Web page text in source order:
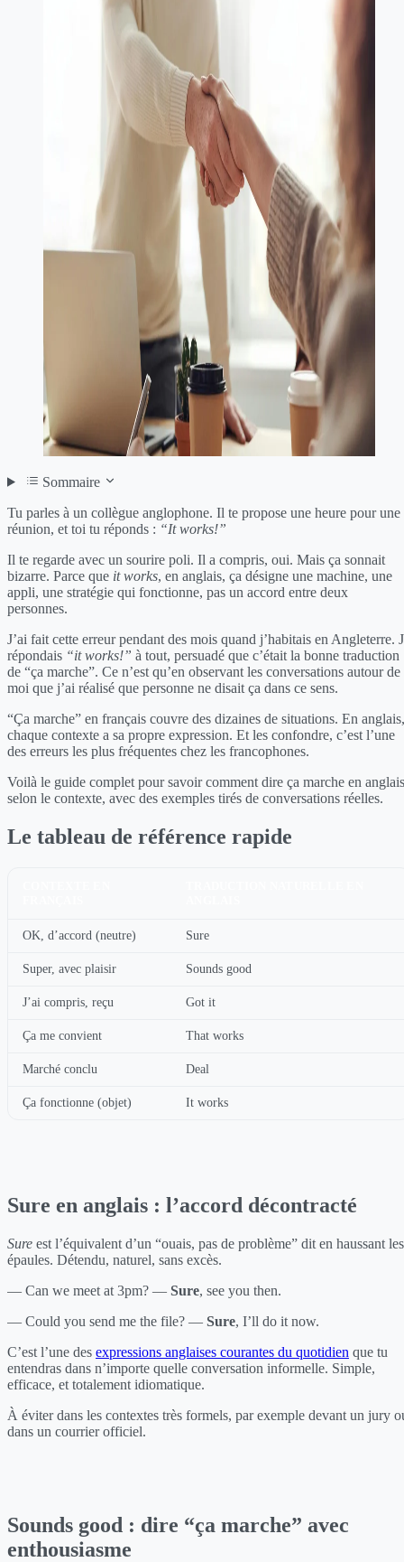
Sommaire
Tu parles à un collègue anglophone. Il te propose une heure pour une
réunion, et toi tu réponds : “It works!”
Il te regarde avec un sourire poli. Il a compris, oui. Mais ça sonnait
bizarre. Parce que it works, en anglais, ça désigne une machine, une
appli, une stratégie qui fonctionne, pas un accord entre deux
personnes.
J’ai fait cette erreur pendant des mois quand j’habitais en Angleterre.
répondais “it works!” à tout, persuadé que c’était la bonne traduction
de “ça marche”. Ce n’est qu’en observant les conversations autour de
moi que j’ai réalisé que personne ne disait ça dans ce sens.
“Ça marche” en français couvre des dizaines de situations. En anglais,
chaque contexte a sa propre expression. Et les confondre, c’est l’une
des erreurs les plus fréquentes chez les francophones.
Voilà le guide complet pour savoir comment dire ça marche en anglais
selon le contexte, avec des exemples tirés de conversations réelles.
Le tableau de référence rapide
OK, d’accord (neutre) Sure
Super, avec plaisir Sounds good
J’ai compris, reçu Got it
Ça me convient That works
Marché conclu Deal
Ça fonctionne (objet) It works
Sure en anglais : l’accord décontracté
Sure est l’équivalent d’un “ouais, pas de problème” dit en haussant les
épaules. Détendu, naturel, sans excès.
— Can we meet at 3pm? — Sure, see you then.
— Could you send me the file? — Sure, I’ll do it now.
C’est l’une des expressions anglaises courantes du quotidien que tu
entendras dans n’importe quelle conversation informelle. Simple,
efficace, et totalement idiomatique.
À éviter dans les contextes très formels, par exemple devant un jury
dans un courrier officiel.
Sounds good : dire “ça marche” avec
enthousiasme